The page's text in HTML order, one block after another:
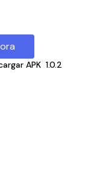
APK 1.0.2